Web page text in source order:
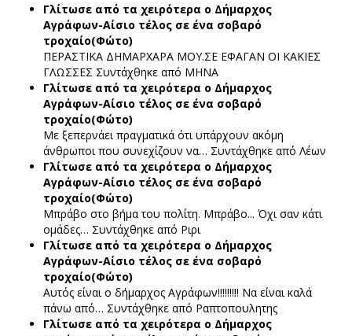
Γλίτωσε από τα χειρότερα ο Δήμαρχος
Αγράφων-Αίσιο τέλος σε ένα σοβαρό
τροχαίο(Φώτο)
ΠΕΡΑΣΤΙΚΑ ΔΗΜΑΡΧΑΡΑ ΜΟΥ.ΣΕ ΕΦΑΓΑΝ ΟΙ ΚΑΚΙΕΣ
ΓΛΩΣΣΕΣ Συντάχθηκε από ΜΗΝΑ
Γλίτωσε από τα χειρότερα ο Δήμαρχος
Αγράφων-Αίσιο τέλος σε ένα σοβαρό
τροχαίο(Φώτο)
Με ξεπερνάει πραγματικά ότι υπάρχουν ακόμη
άνθρωποι που συνεχίζουν να… Συντάχθηκε από Λέων
Γλίτωσε από τα χειρότερα ο Δήμαρχος
Αγράφων-Αίσιο τέλος σε ένα σοβαρό
τροχαίο(Φώτο)
Μπράβο στο βήμα του πολίτη. Μπράβο... Όχι σαν κάτι
ομάδες… Συντάχθηκε από Ριρι
Γλίτωσε από τα χειρότερα ο Δήμαρχος
Αγράφων-Αίσιο τέλος σε ένα σοβαρό
τροχαίο(Φώτο)
Αυτός είναι ο δήμαρχος Αγράφων!!!!!!!!! Να είναι καλά
πάνω από… Συντάχθηκε από Ραπτοπουλητης
Γλίτωσε από τα χειρότερα ο Δήμαρχος